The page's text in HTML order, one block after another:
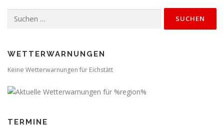
nach:
WETTERWARNUNGEN
Keine Wetterwarnungen für Eichstätt
TERMINE